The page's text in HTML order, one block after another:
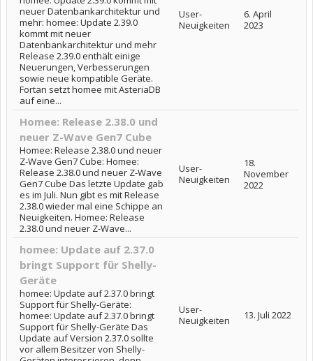
neuer Datenbankarchitektur und
mehr: homee: Update 2.39.0
kommt mit neuer
Datenbankarchitektur und mehr
Release 2.39.0 enthält einige
Neuerungen, Verbesserungen
sowie neue kompatible Geräte.
Fortan setzt homee mit AsteriaDB
auf eine...
User-
Neuigkeiten
6. April
2023
Homee: Release 2.38.0 und
neuer Z-Wave Gen7 Cube
Homee: Release 2.38.0 und neuer
Z-Wave Gen7 Cube: Homee:
Release 2.38.0 und neuer Z-Wave
Gen7 Cube Das letzte Update gab
es im Juli. Nun gibt es mit Release
2.38.0 wieder mal eine Schippe an
Neuigkeiten. Homee: Release
2.38.0 und neuer Z-Wave...
User-
Neuigkeiten
18.
November
2022
homee: Update auf 2.37.0
bringt Support für Shelly-
Geräte
homee: Update auf 2.37.0 bringt
Support für Shelly-Geräte:
homee: Update auf 2.37.0 bringt
Support für Shelly-Geräte Das
Update auf Version 2.37.0 sollte
vor allem Besitzer von Shelly-
User-
Neuigkeiten
13. Juli 2022